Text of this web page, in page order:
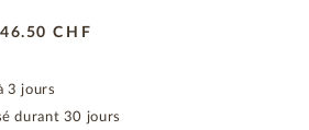
46.50 CHF
3 jours
durant 30 jours